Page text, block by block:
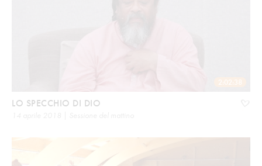
2:02:38
LO SPECCHIO DI DIO